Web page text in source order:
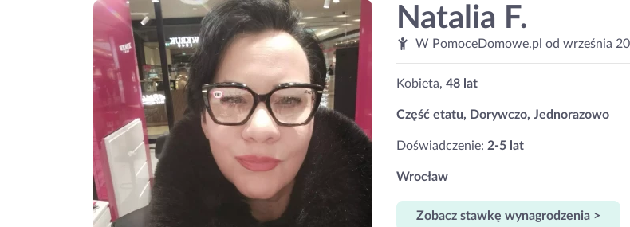
Natalia F.
W PomoceDomowe.pl od września
Kobieta, 48 lat
Część etatu, Dorywczo, Jednorazowo
Doświadczenie: 2-5 lat
Wrocław
Zobacz stawkę wynagrodzenia >